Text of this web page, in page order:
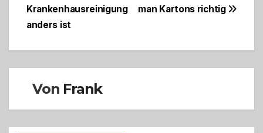
man Kartons richtig
Krankenhausreinigung
anders ist
Von Frank